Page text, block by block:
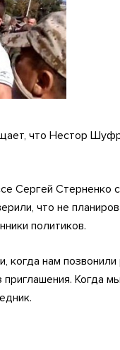
что Нестор
Сергей Стерненко
что не
политиков.
когда нам
Когда